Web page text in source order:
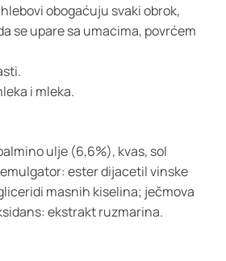
obogaćuju svaki obrok,
se upare sa umacima, povrćem
i mleka.
ulje (6,6%), kvas, sol
ester dijacetil vinske
masnih kiselina; ječmova
ekstrakt ruzmarina.